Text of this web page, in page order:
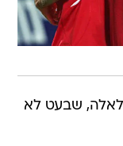
לאלה, שבעט לא